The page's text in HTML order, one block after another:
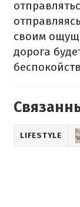
своим
дорога
LIFESTYLE